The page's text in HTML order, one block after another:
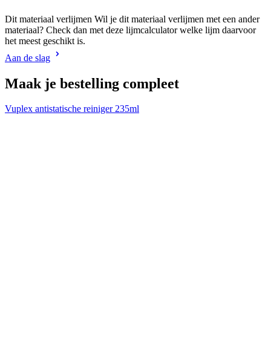
Dit materiaal verlijmen Wil je dit materiaal verlijmen met een ander
materiaal? Check dan met deze lijmcalculator welke lijm daarvoor
het meest geschikt is.
Aan de slag
Maak je bestelling compleet
Vuplex antistatische reiniger 235ml